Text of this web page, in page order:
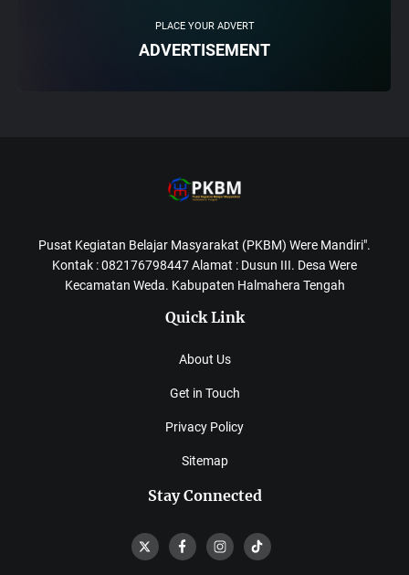
PLACE YOUR ADVERT
ADVERTISEMENT
Pusat Kegiatan Belajar Masyarakat (PKBM) Were Mandiri".
Kontak : 082176798447 Alamat : Dusun III. Desa Were
Kecamatan Weda. Kabupaten Halmahera Tengah
Quick Link
About Us
Get in Touch
Privacy Policy
Sitemap
Stay Connected